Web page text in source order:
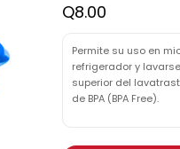
Q8.00
Permite su uso en
refrigerador y
superior del
de BPA (BPA Free).